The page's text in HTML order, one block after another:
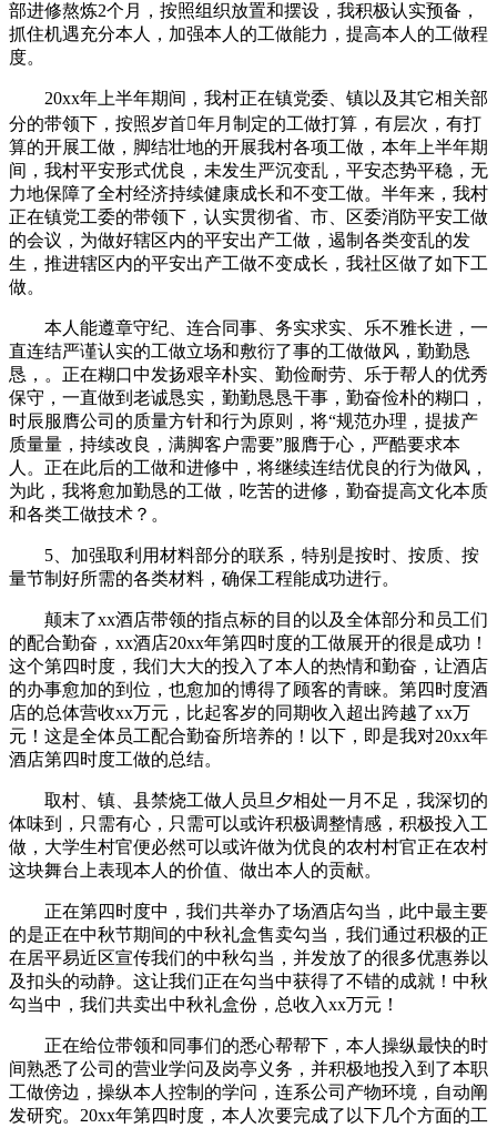
部进修熬炼2个月，按照组织放置和摆设，我积极认实预备，
抓住机遇充分本人，加强本人的工做能力，提高本人的工做程
度。
20xx年上半年期间，我村正在镇党委、镇以及其它相关部
分的带领下，按照岁首年月制定的工做打算，有层次，有打
算的开展工做，脚结壮地的开展我村各项工做，本年上半年期
间，我村平安形式优良，未发生严沉变乱，平安态势平稳，无
力地保障了全村经济持续健康成长和不变工做。半年来，我村
正在镇党工委的带领下，认实贯彻省、市、区委消防平安工做
的会议，为做好辖区内的平安出产工做，遏制各类变乱的发
生，推进辖区内的平安出产工做不变成长，我社区做了如下工
做。
本人能遵章守纪、连合同事、务实求实、乐不雅长进，一
直连结严谨认实的工做立场和敷衍了事的工做做风，勤勤恳
恳，。正在糊口中发扬艰辛朴实、勤俭耐劳、乐于帮人的优秀
保守，一直做到老诚恳实，勤勤恳恳干事，勤奋俭朴的糊口，
时辰服膺公司的质量方针和行为原则，将“规范办理，提拔产
质量量，持续改良，满脚客户需要”服膺于心，严酷要求本
人。正在此后的工做和进修中，将继续连结优良的行为做风，
为此，我将愈加勤恳的工做，吃苦的进修，勤奋提高文化本质
和各类工做技术？。
5、加强取利用材料部分的联系，特别是按时、按质、按
量节制好所需的各类材料，确保工程能成功进行。
颠末了xx酒店带领的指点标的目的以及全体部分和员工们
的配合勤奋，xx酒店20xx年第四时度的工做展开的很是成功！
这个第四时度，我们大大的投入了本人的热情和勤奋，让酒店
的办事愈加的到位，也愈加的博得了顾客的青睐。第四时度酒
店的总体营收xx万元，比起客岁的同期收入超出跨越了xx万
元！这是全体员工配合勤奋所培养的！以下，即是我对20xx年
酒店第四时度工做的总结。
取村、镇、县禁烧工做人员旦夕相处一月不足，我深切的
体味到，只需有心，只需可以或许积极调整情感，积极投入工
做，大学生村官便必然可以或许做为优良的农村村官正在农村
这块舞台上表现本人的价值、做出本人的贡献。
正在第四时度中，我们共举办了场酒店勾当，此中最主要
的是正在中秋节期间的中秋礼盒售卖勾当，我们通过积极的正
在居平易近区宣传我们的中秋勾当，并发放了的很多优惠券以
及扣头的动静。这让我们正在勾当中获得了不错的成就！中秋
勾当中，我们共卖出中秋礼盒份，总收入xx万元！
正在给位带领和同事们的悉心帮帮下，本人操纵最快的时
间熟悉了公司的营业学问及岗亭义务，并积极地投入到了本职
工做傍边，操纵本人控制的学问，连系公司产物环境，自动阐
发研究。20xx年第四时度，本人次要完成了以下几个方面的工